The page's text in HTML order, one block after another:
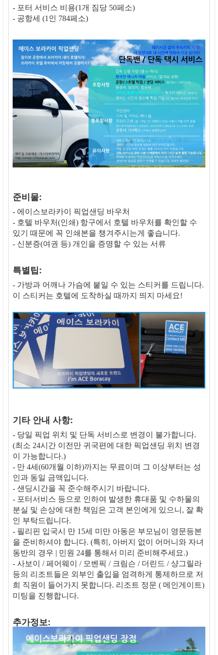
- 포터 서비스 비용(1개 짐당 50페소)
- 공항세 (1인 784페소)
준비물:
- 에이스보라카이 픽업샌딩 바우처
- 호텔 바우처(인쇄) 항구에서 호텔 바우처를 확인할 수
있기 때문에 꼭 인쇄본을 챙겨주시는게 좋습니다.
- 신분증(여권 등) 개인을 증명할 수 있는 서류
특별팁:
- 가방과 어깨나 가슴에 붙일 수 있는 스티커를 드립니다.
이 스티커는 호텔에 도착하실 때까지 띄지 마세요!
기타 안내 사항:
- 당일 픽업 위치 및 단독 서비스로 변경이 불가합니다.
(최소 24시간 이전만 귀국편에 대한 픽업샌딩 위치 변경
이 가능합니다.)
- 만 4세(60개월 이하)까지는 무료이며 그 이상부터는 성
인과 동일 금액입니다.
- 샌딩시간을 꼭 준수해주시기 바랍니다.
- 포터서비스 등으로 인하여 발생한 휴대품 및 수하물의
분실 및 손상에 대한 책임은 고객 본인에게 있으니, 잘 확
인 부탁드립니다.
- 필리핀 입국시 만 15세 미만 아동은 부모님이 영문등본
을 준비하셔야 합니다. (특히, 아버지 없이 어머니와 자녀
동반의 경우 | 민원 24를 통해서 미리 준비해주세요.)
- 사보이 / 페어웨이 / 모벤픽 / 크림슨 / 더린드 / 샹그릴라
등의 리조트들은 외부인 출입을 엄격하게 통제하므로 저
희 직원이 들어가지 못합니다. 리조트 정문 ( 메인게이트)
미팅을 진행합니다.
추가정보: